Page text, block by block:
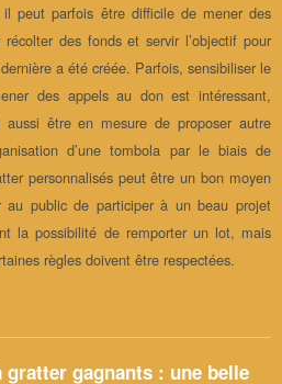
il peut parfois être difficile de mener des
récolter des fonds et servir l’objectif pour
a été créée. Parfois, sensibiliser le
des appels au don est intéressant,
être en mesure de proposer autre
d’une tombola par le biais de
personnalisés peut être un bon moyen
au public de participer à un beau projet
la possibilité de remporter un lot, mais
règles doivent être respectées.
gratter gagnants : une belle